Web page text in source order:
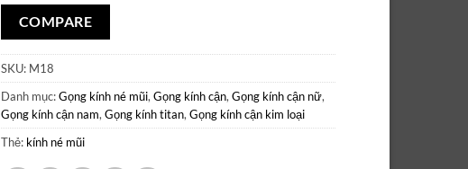
COMPARE
SKU: M18
Danh mục:Gọng kính né mũi,Gọng kính cận,Gọng kính cận nữ,
Gọng kính cận nam,Gọng kính titan,Gọng kính cận kim loại
Thẻ: kính né mũi